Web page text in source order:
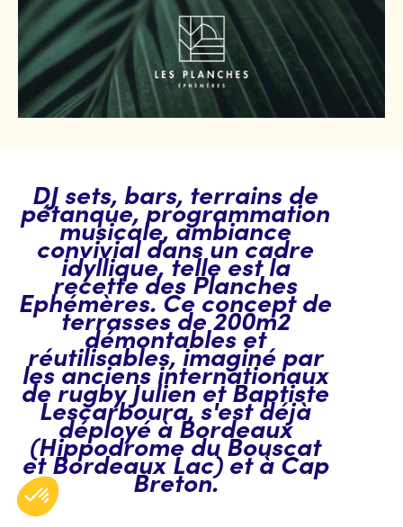
DJ sets, bars, terrains de
pétanque, programmation
musicale, ambiance
convivial dans un cadre
idyllique, telle est la
recette des Planches
Ephémères. Ce concept de
terrasses de 200m2
démontables et
réutilisables, imaginé par
les anciens internationaux
de rugby Julien et Baptiste
Lescarboura, s'est déjà
déployé à Bordeaux
(Hippodrome du Bouscat
et Bordeaux Lac) et à Cap
Breton.